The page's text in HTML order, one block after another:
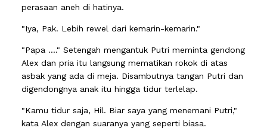
perasaan aneh di hatinya.
"Iya, Pak. Lebih rewel dari kemarin-kemarin."
"Papa ...." Setengah mengantuk Putri meminta gendong
Alex dan pria itu langsung mematikan rokok di atas
asbak yang ada di meja. Disambutnya tangan Putri dan
digendongnya anak itu hingga tidur terlelap.
"Kamu tidur saja, Hil. Biar saya yang menemani Putri,"
kata Alex dengan suaranya yang seperti biasa.